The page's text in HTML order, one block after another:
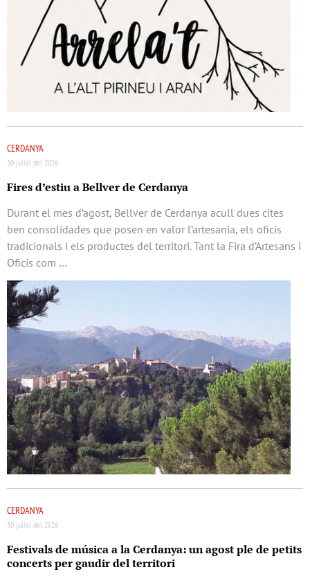
CERDANYA
30 juliol del 2026
Fires d’estiu a Bellver de Cerdanya
Durant el mes d’agost, Bellver de Cerdanya acull dues cites
ben consolidades que posen en valor l’artesania, els oficis
tradicionals i els productes del territori. Tant la Fira d’Artesans i
Oficis com …
CERDANYA
30 juliol del 2026
Festivals de música a la Cerdanya: un agost ple de petits
concerts per gaudir del territori